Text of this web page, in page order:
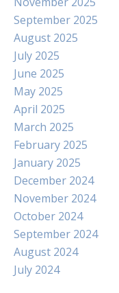
September 2025
August 2025
July 2025
June 2025
May 2025
April 2025
March 2025
February 2025
January 2025
December 2024
November 2024
October 2024
September 2024
August 2024
July 2024